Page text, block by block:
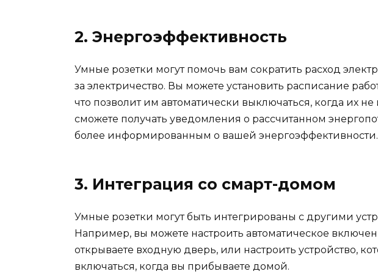
2. Энергоэффективность
Умные розетки могут помочь вам сократить расход
за электричество. Вы можете установить расписание
что позволит им автоматически выключаться, когда их
сможете получать уведомления о рассчитанном
более информированным о вашей энергоэффективности.
3. Интеграция со смарт-домом
Умные розетки могут быть интегрированы с другими
Например, вы можете настроить автоматическое
открываете входную дверь, или настроить устройство,
включаться, когда вы прибываете домой.